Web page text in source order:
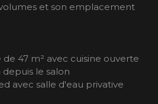
et son emplacement
47 m² avec cuisine ouverte
le salon
avec salle d'eau privative